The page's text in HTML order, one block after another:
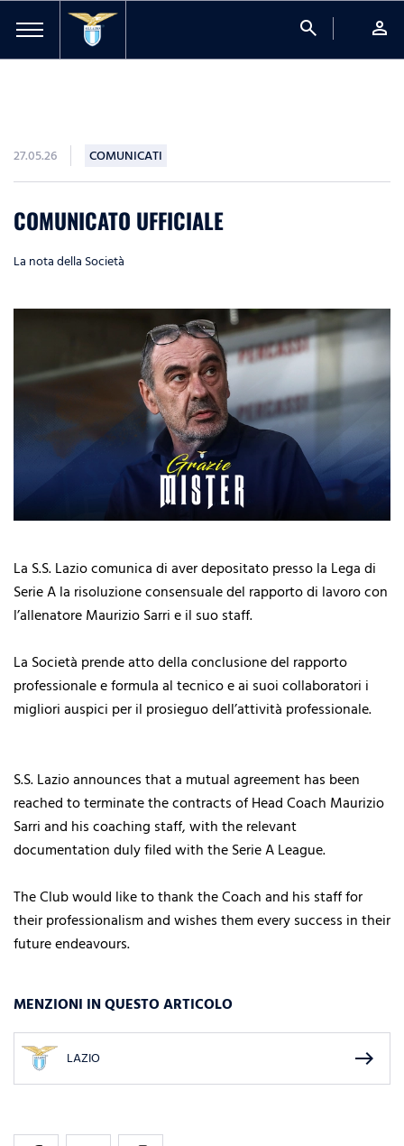
search person
27.05.26 COMUNICATI
COMUNICATO UFFICIALE
La nota della Società
La S.S. Lazio comunica di aver depositato presso la Lega di
Serie A la risoluzione consensuale del rapporto di lavoro con
l’allenatore Maurizio Sarri e il suo staff.
La Società prende atto della conclusione del rapporto
professionale e formula al tecnico e ai suoi collaboratori i
migliori auspici per il prosieguo dell’attività professionale.
S.S. Lazio announces that a mutual agreement has been
reached to terminate the contracts of Head Coach Maurizio
Sarri and his coaching staff, with the relevant
documentation duly filed with the Serie A League.
The Club would like to thank the Coach and his staff for
their professionalism and wishes them every success in their
future endeavours.
MENZIONI IN QUESTO ARTICOLO
LAZIO east